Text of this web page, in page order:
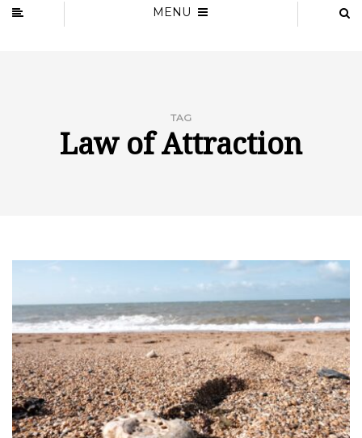
MENU
TAG
Law of Attraction